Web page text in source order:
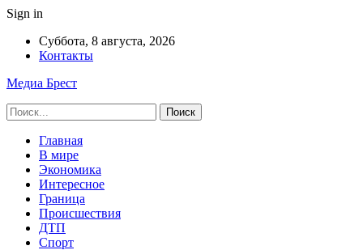
Sign in
Суббота, 8 августа, 2026
Контакты
Медиа Брест
Главная
В мире
Экономика
Интересное
Граница
Происшествия
ДТП
Спорт